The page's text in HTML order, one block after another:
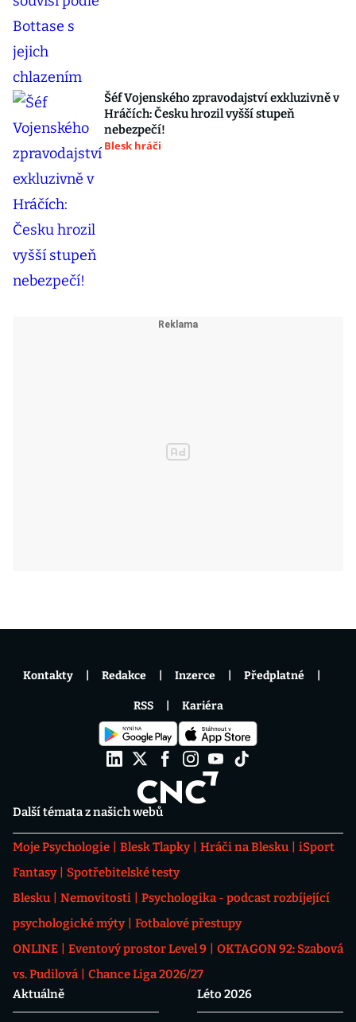
Šéf Vojenského zpravodajství exkluzivně v
Hráčích: Česku hrozil vyšší stupeň
nebezpečí!
Blesk hráči
Další témata z našich webů
Moje Psychologie Blesk Tlapky Hráči na Blesku
iSport
Fantasy
Spotřebitelské testy
Blesku
Nemovitosti
Psychologika - podcast rozbíjející
psychologické mýty
Fotbalové přestupy
ONLINE
Eventový prostor Level 9
OKTAGON 92: Szabová
vs. Pudilová
Chance Liga 2026/27
Aktuálně
Léto 2026
Kontakty Redakce Inzerce Předplatné
RSS Kariéra